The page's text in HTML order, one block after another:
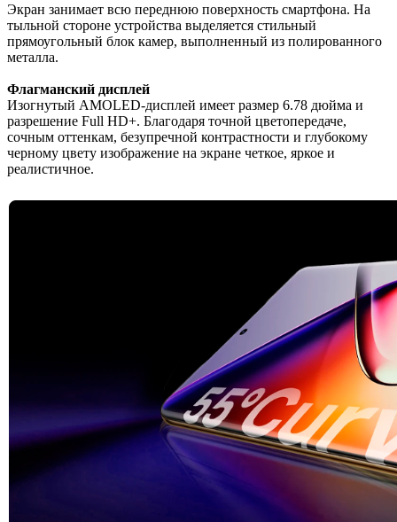
Экран занимает всю переднюю поверхность смартфона. На
тыльной стороне устройства выделяется стильный
прямоугольный блок камер, выполненный из полированного
металла.
Флагманский дисплей
Изогнутый AMOLED-дисплей имеет размер 6.78 дюйма и
разрешение Full HD+. Благодаря точной цветопередаче,
сочным оттенкам, безупречной контрастности и глубокому
черному цвету изображение на экране четкое, яркое и
реалистичное.